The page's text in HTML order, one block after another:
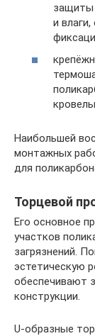
защиты
и
Наибольшей
монтажных
для
Торцевой
Его основное
участков
загрязнений.
эстетическую
обеспечивают
конструкции.
U-образные